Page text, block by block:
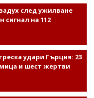
след ужилване
сигнал на 112
удари Гърция: 23
и шест жертви